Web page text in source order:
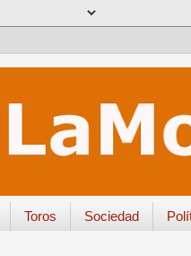
Toros Sociedad